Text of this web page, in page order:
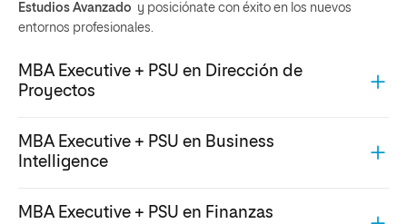
Estudios Avanzado y posiciónate con éxito en los nuevos
entornos profesionales.
MBA Executive + PSU en Dirección de
Proyectos
MBA Executive + PSU en Business
Intelligence
MBA Executive + PSU en Finanzas